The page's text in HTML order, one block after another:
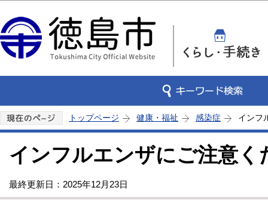
トップページ 健康・福祉 感染症 インフ
インフルエンザにご注意く
最終更新日：2025年12月23日